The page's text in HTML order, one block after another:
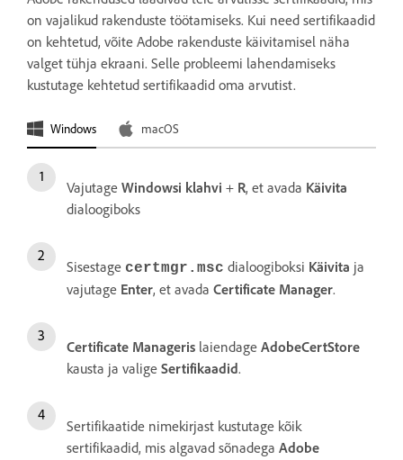
on vajalikud rakenduste töötamiseks. Kui need sertifikaadid
on kehtetud, võite Adobe rakenduste käivitamisel näha
valget tühja ekraani. Selle probleemi lahendamiseks
kustutage kehtetud sertifikaadid oma arvutist.
Windows macOS
Vajutage Windowsi klahvi + R, et avada Käivita
dialoogiboks
Sisestage certmgr.msc dialoogiboksi Käivita ja
vajutage Enter, et avada Certificate Manager.
Certificate Manageris laiendage AdobeCertStore
kausta ja valige Sertifikaadid.
Sertifikaatide nimekirjast kustutage kõik
sertifikaadid, mis algavad sõnadega Adobe